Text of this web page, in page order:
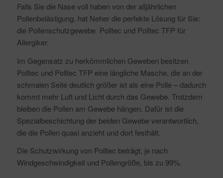
Falls Sie die Nase voll haben von der alljährlichen
Pollenbelästigung, hat Neher die perfekte Lösung für Sie:
die Pollenschutzgewebe Polltec und Polltec TFP für
Allergiker.
Im Gegensatz zu herkömmlichen Geweben besitzen
Polltec und Polltec TFP eine längliche Masche, die an der
schmalen Seite deutlich größer ist als eine Polle – dadurch
kommt mehr Luft und Licht durch das Gewebe. Trotzdem
bleiben die Pollen am Gewebe hängen. Dafür ist die
Spezialbeschichtung der beiden Gewebe verantwortlich,
die die Pollen quasi anzieht und dort festhält.
Die Schutzwirkung von Polltec beträgt, je nach
Windgeschwindigkeit und Pollengröße, bis zu 99%.